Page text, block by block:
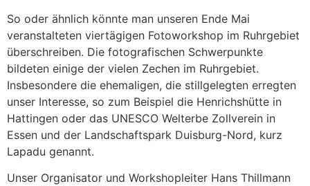
So oder ähnlich könnte man unseren Ende Mai
veranstalteten viertägigen Fotoworkshop im Ruhrgebiet
überschreiben. Die fotografischen Schwerpunkte
bildeten einige der vielen Zechen im Ruhrgebiet.
Insbesondere die ehemaligen, die stillgelegten erregten
unser Interesse, so zum Beispiel die Henrichshütte in
Hattingen oder das UNESCO Welterbe Zollverein in
Essen und der Landschaftspark Duisburg-Nord, kurz
Lapadu genannt.
Unser Organisator und Workshopleiter Hans Thillmann